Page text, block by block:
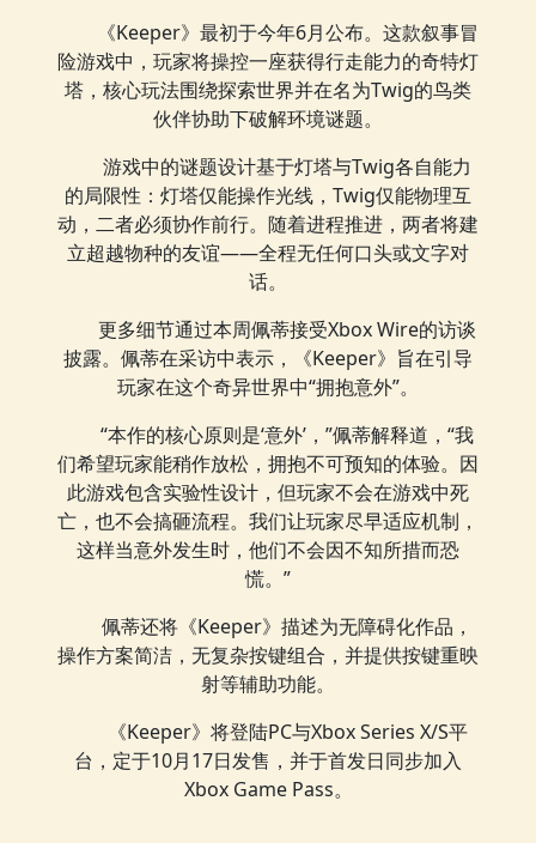
《Keeper》最初于今年6月公布。这款叙事冒
险游戏中，玩家将操控一座获得行走能力的奇特灯
塔，核心玩法围绕探索世界并在名为Twig的鸟类
伙伴协助下破解环境谜题。
游戏中的谜题设计基于灯塔与Twig各自能力
的局限性：灯塔仅能操作光线，Twig仅能物理互
动，二者必须协作前行。随着进程推进，两者将建
立超越物种的友谊——全程无任何口头或文字对
话。
更多细节通过本周佩蒂接受Xbox Wire的访谈
披露。佩蒂在采访中表示，《Keeper》旨在引导
玩家在这个奇异世界中“拥抱意外”。
“本作的核心原则是‘意外’，”佩蒂解释道，“我
们希望玩家能稍作放松，拥抱不可预知的体验。因
此游戏包含实验性设计，但玩家不会在游戏中死
亡，也不会搞砸流程。我们让玩家尽早适应机制，
这样当意外发生时，他们不会因不知所措而恐
慌。”
佩蒂还将《Keeper》描述为无障碍化作品，
操作方案简洁，无复杂按键组合，并提供按键重映
射等辅助功能。
《Keeper》将登陆PC与Xbox Series X/S平
台，定于10月17日发售，并于首发日同步加入
Xbox Game Pass。